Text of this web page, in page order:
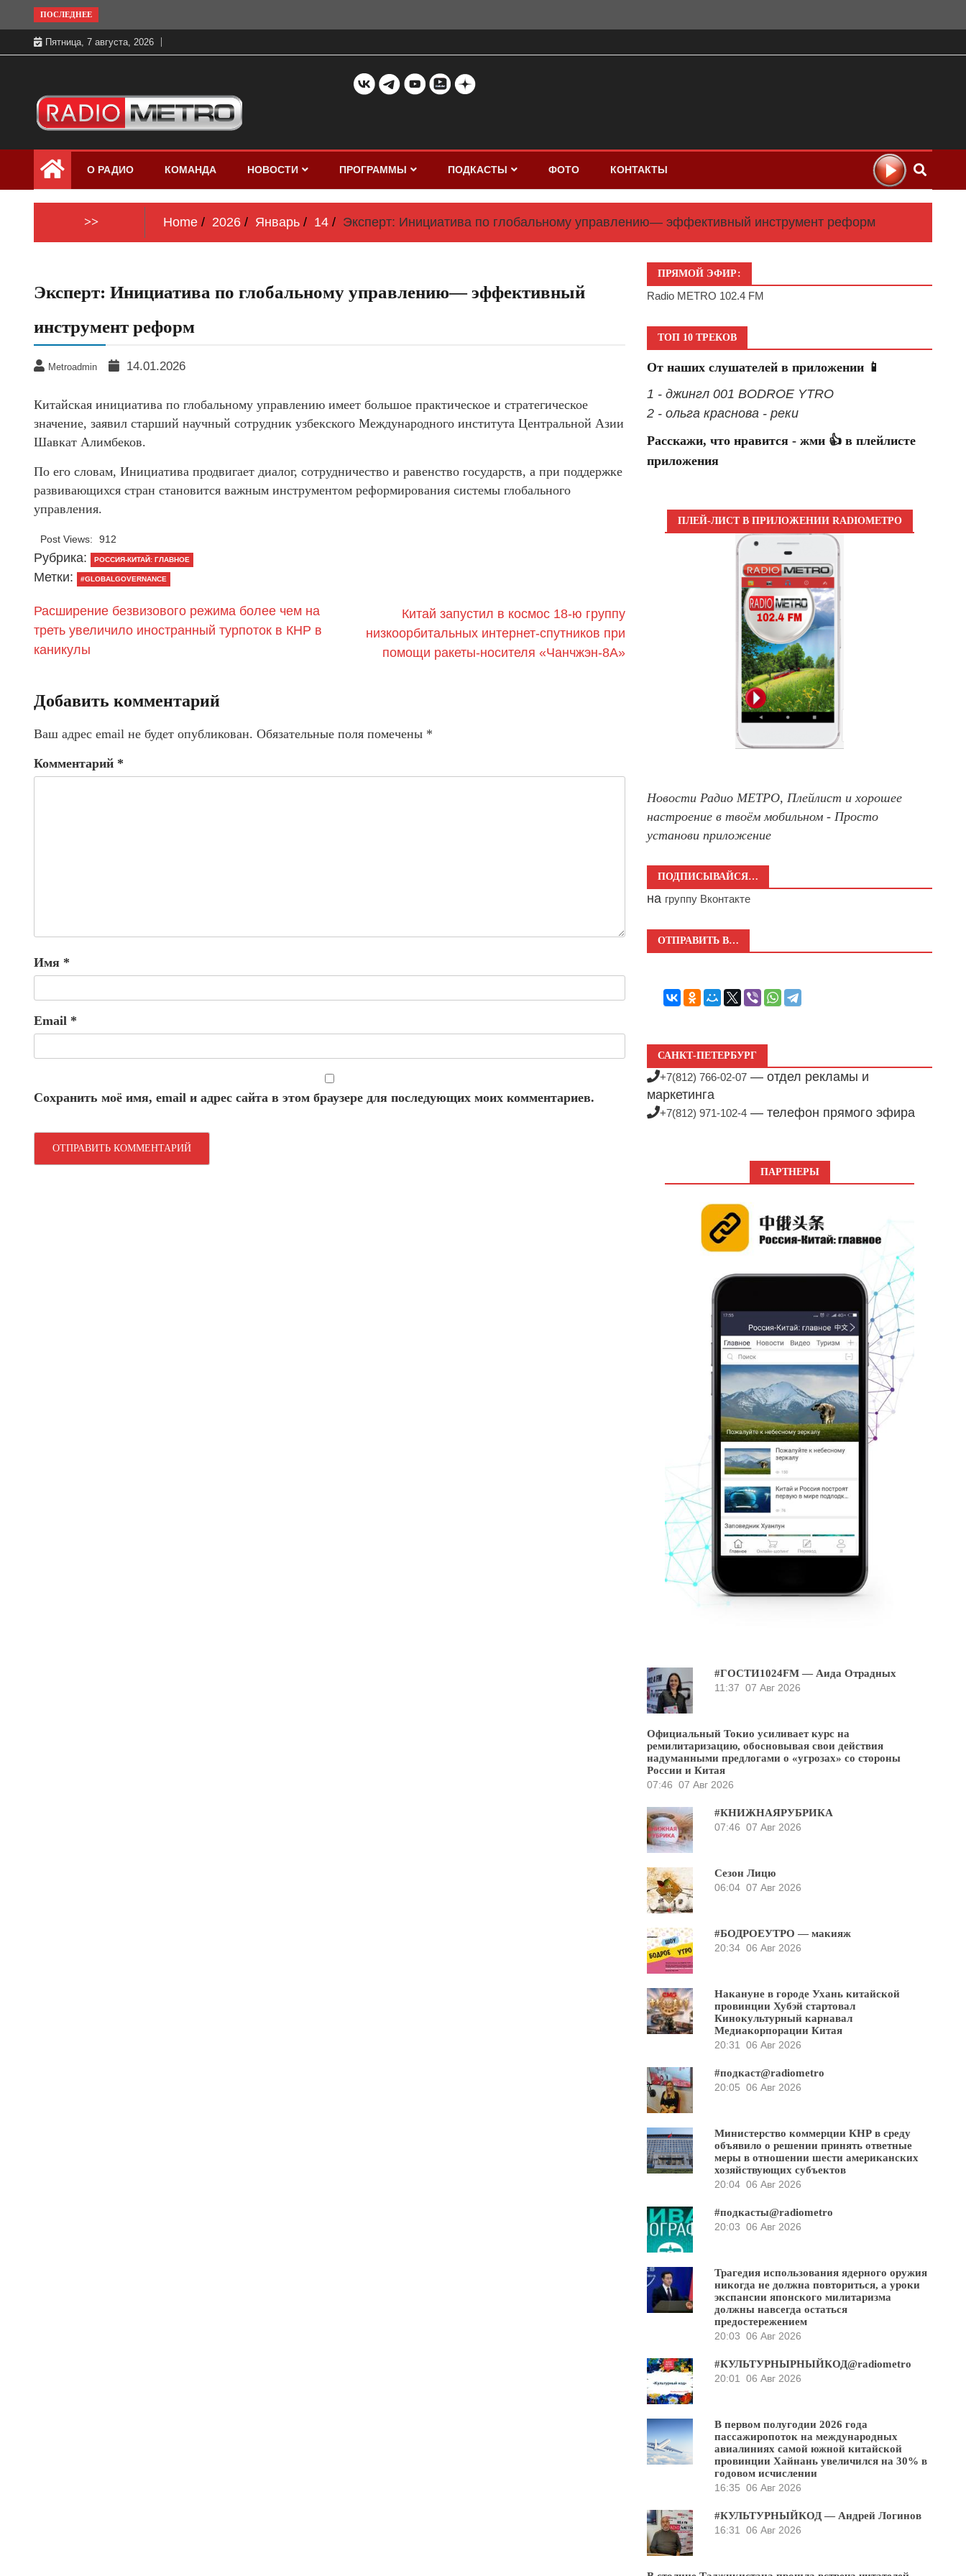
to
content
ПОСЛЕДНЕЕ
Пятница, 7 августа, 2026
Радио МЕТРО
бесплатно в хорошем качестве Санкт-
Петербург и Россия
О РАДИО КОМАНДА НОВОСТИ ПРОГРАММЫ ПОДКАСТЫ ФОТО КОНТАКТЫ
>> Home 2026 Январь 14 Эксперт: Инициатива по глобальному управлению— эффективный инструмент реформ
Эксперт: Инициатива по глобальному управлению— эффективный
инструмент реформ
Metroadmin 14.01.2026
Китайская инициатива по глобальному управлению имеет большое практическое и стратегическое
значение, заявил старший научный сотрудник узбекского Международного института Центральной Азии
Шавкат Алимбеков.
По его словам, Инициатива продвигает диалог, сотрудничество и равенство государств, а при поддержке
развивающихся стран становится важным инструментом реформирования системы глобального
управления.
Post Views: 912
Рубрика: РОССИЯ-КИТАЙ: ГЛАВНОЕ
Метки: #GLOBALGOVERNANCE
Расширение безвизового режима более чем на
треть увеличило иностранный турпоток в КНР в
каникулы
Китай запустил в космос 18-ю группу
низкоорбитальных интернет-спутников при
помощи ракеты-носителя «Чанчжэн-8А»
Добавить комментарий
Ваш адрес email не будет опубликован. Обязательные поля помечены *
Комментарий *
Имя *
Email *
Сохранить моё имя, email и адрес сайта в этом браузере для последующих моих комментариев.
ПРЯМОЙ ЭФИР:
Radio METRO 102.4 FM
ТОП 10 ТРЕКОВ
От наших слушателей в приложении 📱
1 - джингл 001 BODROE YTRO
2 - ольга краснова - реки
Расскажи, что нравится - жми 👍 в плейлисте
приложения
ПЛЕЙ-ЛИСТ В ПРИЛОЖЕНИИ RADIOМЕТРО
Новости Радио МЕТРО, Плейлист и хорошее
настроение в твоём мобильном - Просто
установи приложение
ПОДПИСЫВАЙСЯ…
на группу Вконтакте
ОТПРАВИТЬ В…
САНКТ-ПЕТЕРБУРГ
+7(812) 766-02-07 — отдел рекламы и
маркетинга
+7(812) 971-102-4 — телефон прямого эфира
ПАРТНЕРЫ
#ГОСТИ1024FM — Аида Отрадных
11:37 07 Авг 2026
Официальный Токио усиливает курс на
ремилитаризацию, обосновывая свои действия
надуманными предлогами о «угрозах» со стороны
России и Китая
07:46 07 Авг 2026
#КНИЖНАЯРУБРИКА
07:46 07 Авг 2026
Сезон Лицю
06:04 07 Авг 2026
#БОДРОЕУТРО — макияж
20:34 06 Авг 2026
Накануне в городе Ухань китайской
провинции Хубэй стартовал
Кинокультурный карнавал
Медиакорпорации Китая
20:31
06 Авг 2026
#подкаст@radiometro
20:05 06 Авг 2026
Министерство коммерции КНР в среду
объявило о решении принять ответные
меры в отношении шести американских
хозяйствующих субъектов
20:04 06 Авг 2026
#подкасты@radiometro
20:03 06 Авг 2026
Трагедия использования ядерного оружия
никогда не должна повториться, а уроки
экспансии японского милитаризма
должны навсегда остаться
предостережением
20:03 06 Авг 2026
#КУЛЬТУРНЫРНЫЙКОД@radiometro
20:01
06 Авг 2026
В первом полугодии 2026 года
пассажиропоток на международных
авиалиниях самой южной китайской
провинции Хайнань увеличился на 30% в
годовом исчислении
16:35 06 Авг 2026
#КУЛЬТУРНЫЙКОД — Андрей Логинов
16:31
06 Авг 2026